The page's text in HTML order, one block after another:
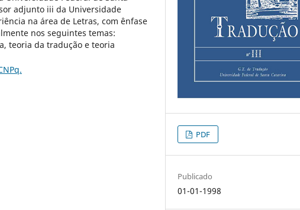
adjunto iii da Universidade
na área de Letras, com ênfase
nos seguintes temas:
teoria da tradução e teoria
PDF
Publicado
01-01-1998